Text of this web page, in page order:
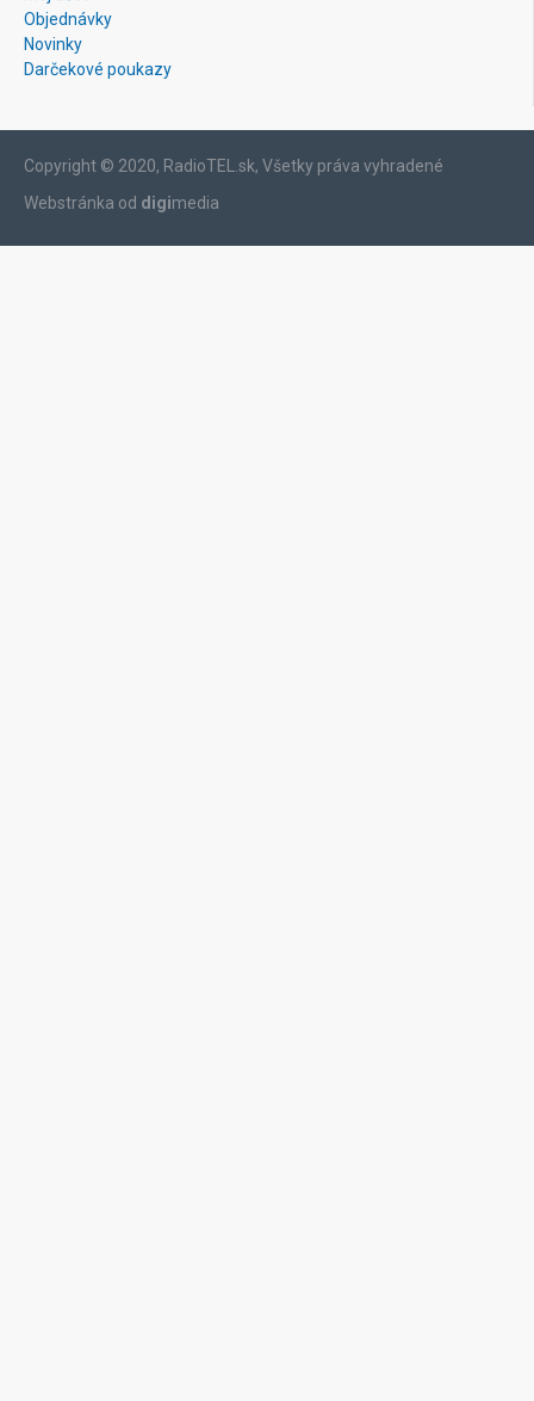
Objednávky
Novinky
Darčekové poukazy
Copyright © 2020, RadioTEL.sk, Všetky práva vyhradené
Webstránka od digimedia